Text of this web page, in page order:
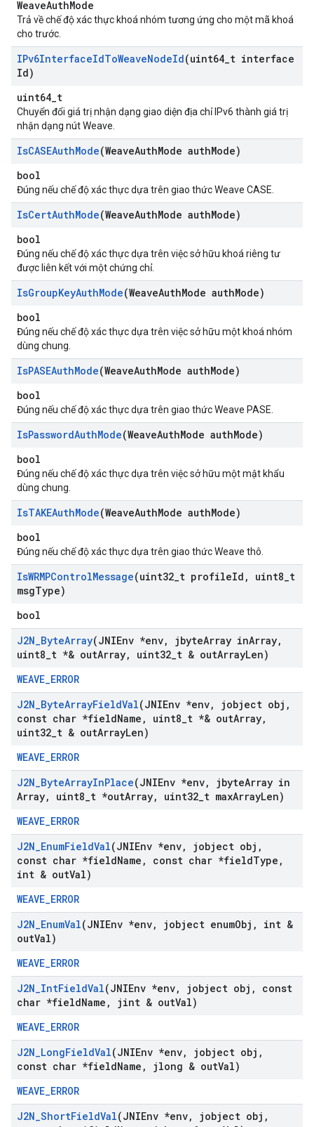
WeaveAuthMode
Trả về chế độ xác thực khoá nhóm tương ứng cho một mã khoá
cho trước.
IPv6InterfaceIdToWeaveNodeId(uint64 t interface
Id)
uint64_t
Chuyển đổi giá trị nhận dạng giao diện địa chỉ IPv6 thành giá trị
nhận dạng nút Weave.
IsCASEAuthMode(WeaveAuthMode authMode)
bool
Đúng nếu chế độ xác thực dựa trên giao thức Weave CASE.
IsCertAuthMode(WeaveAuthMode authMode)
bool
Đúng nếu chế độ xác thực dựa trên việc sở hữu khoá riêng tư
được liên kết với một chứng chỉ.
IsGroupKeyAuthMode(WeaveAuthMode authMode)
bool
Đúng nếu chế độ xác thực dựa trên việc sở hữu một khoá nhóm
dùng chung.
IsPASEAuthMode(WeaveAuthMode authMode)
bool
Đúng nếu chế độ xác thực dựa trên giao thức Weave PASE.
IsPasswordAuthMode(WeaveAuthMode authMode)
bool
Đúng nếu chế độ xác thực dựa trên việc sở hữu một mật khẩu
dùng chung.
IsTAKEAuthMode(WeaveAuthMode authMode)
bool
Đúng nếu chế độ xác thực dựa trên giao thức Weave thô.
IsWRMPControlMessage(uint32 t profileId , uint8 t
msgType)
bool
J2N_ByteArray(JNIEnv *env, jbyteArray inArray,
uint8 t *& outArray, uint32 t & outArrayLen)
WEAVE_ERROR
J2N_ByteArrayFieldVal(JNIEnv *env, jobject obj ,
const char *fieldName , uint8 t *& outArray,
uint32 t & outArrayLen)
WEAVE_ERROR
J2N_ByteArrayInPlace(JNIEnv *env, jbyteArray in
Array, uint8 t *outArray, uint32 t maxArrayLen)
WEAVE_ERROR
J2N_EnumFieldVal(JNIEnv *env, jobject obj ,
const char *fieldName , const char *fieldType ,
int & outVal)
WEAVE_ERROR
J2N_EnumVal(JNIEnv *env, jobject enumObj ,
int &
outVal)
WEAVE_ERROR
J2N_IntFieldVal(JNIEnv *env, jobject obj ,
const
char *fieldName , jint & outVal)
WEAVE_ERROR
J2N_LongFieldVal(JNIEnv *env, jobject obj ,
const char *fieldName , jlong & outVal)
WEAVE_ERROR
J2N_ShortFieldVal(JNIEnv *env, jobject obj ,